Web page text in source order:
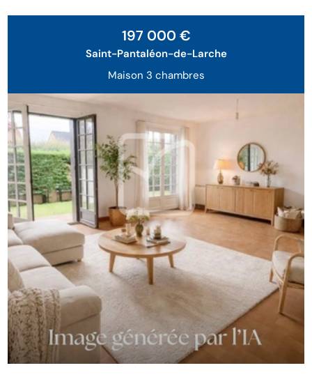
Maison 3 chambres
197 000 €
Saint-Pantaléon-de-Larche